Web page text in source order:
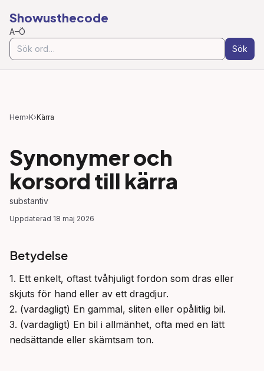
Showusthecode
A–Ö
Sök
Hem›K›Kärra
Synonymer och
korsord till kärra
substantiv
Uppdaterad 18 maj 2026
Betydelse
1. Ett enkelt, oftast tvåhjuligt fordon som dras eller
skjuts för hand eller av ett dragdjur.
2. (vardagligt) En gammal, sliten eller opålitlig bil.
3. (vardagligt) En bil i allmänhet, ofta med en lätt
nedsättande eller skämtsam ton.